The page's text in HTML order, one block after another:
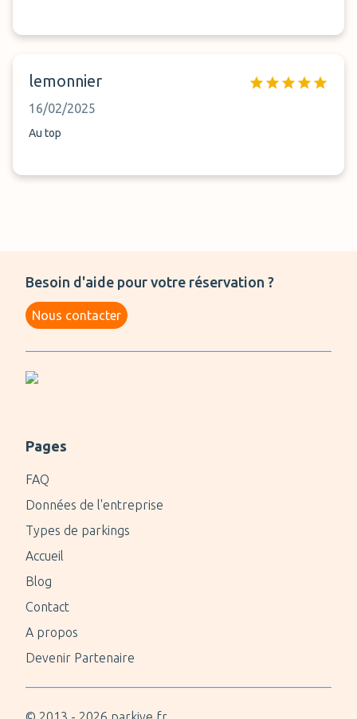
lemonnier
16/02/2025
Au top
Besoin d'aide pour votre réservation ?
Nous contacter
Pages
FAQ
Données de l'entreprise
Types de parkings
Accueil
Blog
Contact
A propos
Devenir Partenaire